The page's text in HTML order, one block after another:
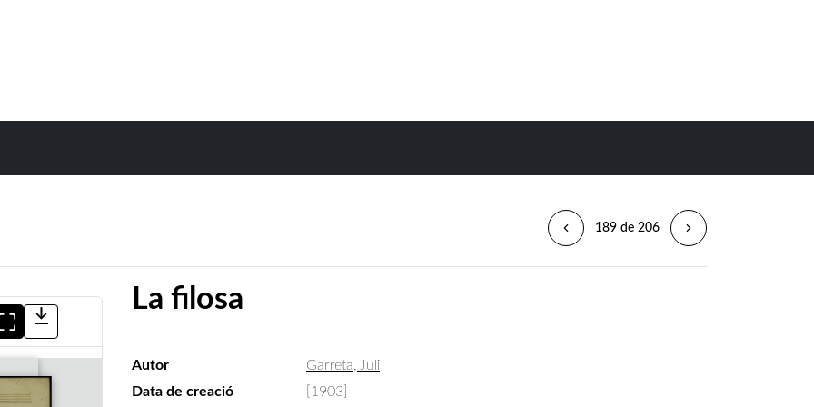
189 de 206
La filosa
Autor
Garreta, Juli
Data de creació
[1903]